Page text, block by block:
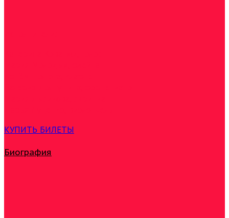
КУПИТЬ БИЛЕТЫ
Биография